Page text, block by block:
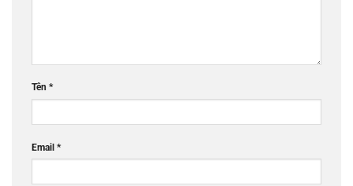
Tên *
Email *